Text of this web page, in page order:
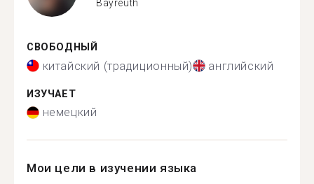
Bayreuth
СВОБОДНЫЙ
китайский (традиционный) английский
ИЗУЧАЕТ
немецкий
Мои цели в изучении языка